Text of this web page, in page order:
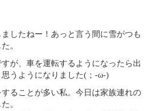
したねー！あっと言う間に雪がつも
。
が、車を運転するようになったら出
うようになりました(；-ω-)ゞ
ることが多い私。今日は家族連れの
。